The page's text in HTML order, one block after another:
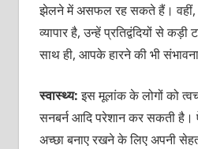
झेलने में असफल रह सकते हैं। वहीं,
व्यापार है, उन्हें प्रतिद्वंदियों से
साथ ही, आपके हारने की भी
स्वास्थ्य:इस मूलांक के लोगों को
सनबर्न आदि परेशान कर सकती
अच्छा बनाए रखने के लिए अपनी